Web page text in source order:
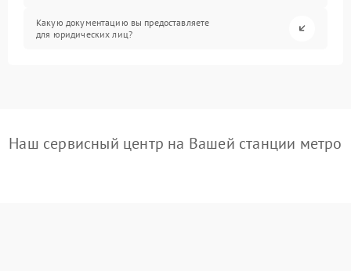
Какую документацию вы предоставляете
для юридических лиц?
Наш сервисный центр на Вашей станции метро